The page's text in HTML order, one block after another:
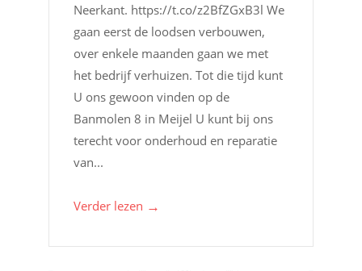
Neerkant. https://t.co/z2BfZGxB3l We
gaan eerst de loodsen verbouwen,
over enkele maanden gaan we met
het bedrijf verhuizen. Tot die tijd kunt
U ons gewoon vinden op de
Banmolen 8 in Meijel U kunt bij ons
terecht voor onderhoud en reparatie
van...
Verder lezen →